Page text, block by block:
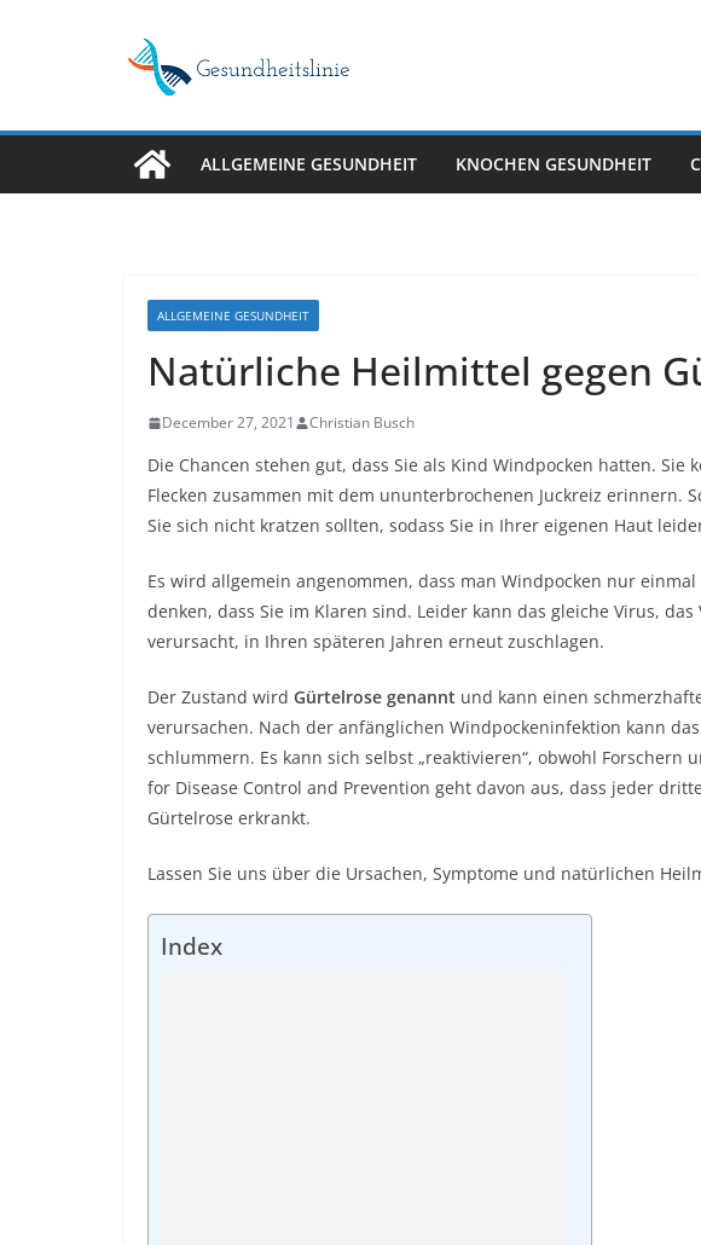
ALLGEMEINE GESUNDHEIT KNOCHEN GESUNDHEIT
ALLGEMEINE GESUNDHEIT
Natürliche Heilmittel gegen
December 27, 2021 Christian Busch
Die Chancen stehen gut, dass Sie als Kind Windpocken hatten.
Flecken zusammen mit dem ununterbrochenen Juckreiz erinnern.
Sie sich nicht kratzen sollten, sodass Sie in Ihrer eigenen Haut
Es wird allgemein angenommen, dass man Windpocken nur
denken, dass Sie im Klaren sind. Leider kann das gleiche Virus,
verursacht, in Ihren späteren Jahren erneut zuschlagen.
Der Zustand wird Gürtelrose genannt und kann einen
verursachen. Nach der anfänglichen Windpockeninfektion kann
schlummern. Es kann sich selbst „reaktivieren“, obwohl Forschern
for Disease Control and Prevention geht davon aus, dass jeder
Gürtelrose erkrankt.
Lassen Sie uns über die Ursachen, Symptome und natürlichen
Index